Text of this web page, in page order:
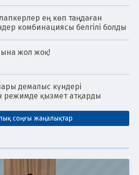
ең көп таңдаған
комбинациясы белгілі болды
жол жоқ!
демалыс күндері
режимде қызмет атқарды
соңғы жаңалықтар